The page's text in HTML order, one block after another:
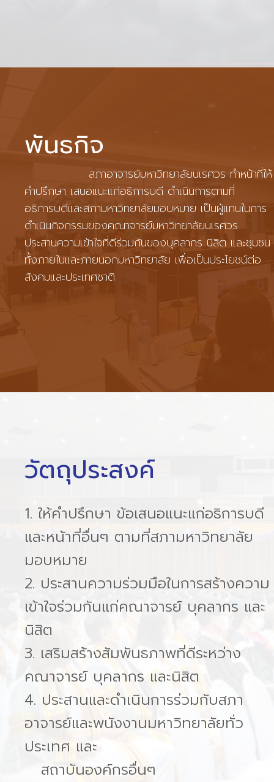
พันธกิจ
สภาอาจารย์มหาวิทยาลัยนเรศวร ทำหน้าที่ให้
คำปรึกษา เสนอแนะแก่อธิการบดี ดำเนินการตามที่
อธิการบดีและสภามหาวิทยาลัยมอบหมาย เป็นผู้แทนในการ
ดำเนินกิจกรรมของคณาจารย์มหาวิทยาลัยนเรศวร
ประสานความเข้าใจที่ดีร่วมกันของบุคลากร นิสิต และชุมชน
ทั้งภายในและภายนอกมหาวิทยาลัย เพื่อเป็นประโยชน์ต่อ
สังคมและประเทศชาติ
วัตถุประสงค์
1. ให้คำปรึกษา ข้อเสนอแนะแก่อธิการบดี
และหน้าที่อื่นๆ ตามที่สภามหาวิทยาลัย
มอบหมาย
2. ประสานความร่วมมือในการสร้างความ
เข้าใจร่วมกันแก่คณาจารย์ บุคลากร และ
นิสิต
3. เสริมสร้างสัมพันธภาพที่ดีระหว่าง
คณาจารย์ บุคลากร และนิสิต
4. ประสานและดำเนินการร่วมกับสภา
อาจารย์และพนังงานมหาวิทยาลัยทั่ว
ประเทศ และ
สถาบันองค์กรอื่นๆ